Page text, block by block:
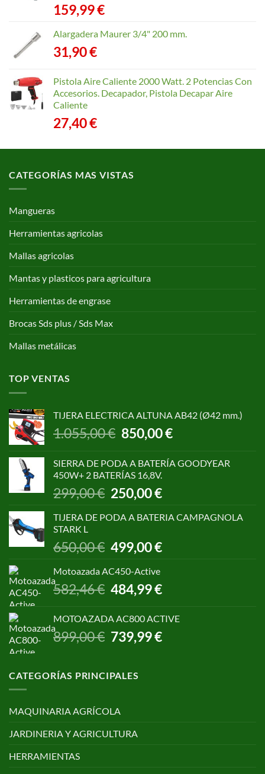
159,99€
Alargadera Maurer 3/4" 200 mm.
31,90€
Pistola Aire Caliente 2000 Watt. 2 Potencias Con
Accesorios. Decapador, Pistola Decapar Aire
Caliente
27,40€
CATEGORÍAS MAS VISTAS
Mangueras
Herramientas agricolas
Mallas agricolas
Mantas y plasticos para agricultura
Herramientas de engrase
Brocas Sds plus / Sds Max
Mallas metálicas
TOP VENTAS
TIJERA ELECTRICA ALTUNA AB42 (Ø42 mm.)
1.055,00€ El
precio
era:
1.055,00 €.
850,00€El
precio
es:
SIERRA DE PODA A BATERÍA GOODYEAR
450W+ 2 BATERÍAS 16,8V.
299,00€ El
precio
original
299,00 €.
250,00€El
precio
actual
250,00 €.
TIJERA DE PODA A BATERIA CAMPAGNOLA
STARK L
650,00€
El
precio
original
650,00 €.
499,00€El
precio
499,00 €.
Motoazada AC450-Active
582,46€
El
precio
era:
582,46 €.
484,99€El
precio
es:
484,99 €.
MOTOAZADA AC800 ACTIVE
899,00€ El
precio
era:
899,00 €.
739,99€El
precio
CATEGORÍAS PRINCIPALES
MAQUINARIA AGRÍCOLA
JARDINERIA Y AGRICULTURA
HERRAMIENTAS